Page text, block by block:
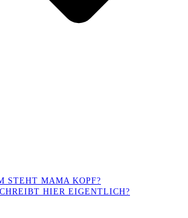
STEHT MAMA KOPF?
HIER EIGENTLICH?